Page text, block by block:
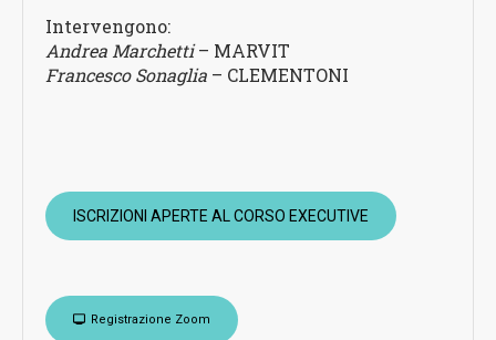
Intervengono:
Andrea Marchetti– MARVIT
Francesco Sonaglia – CLEMENTONI
ISCRIZIONI APERTE AL CORSO EXECUTIVE
Registrazione Zoom